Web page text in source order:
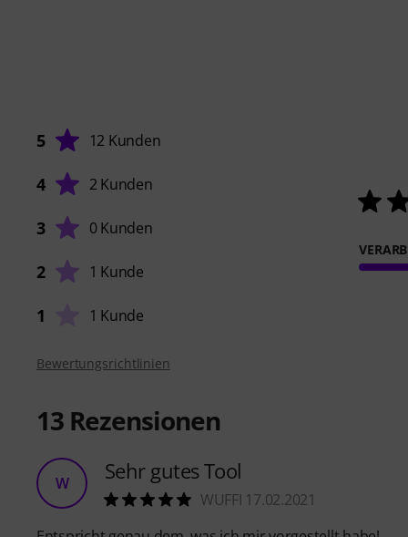
5 12 Kunden
4 2 Kunden
3 0 Kunden
2 1 Kunde
1 1 Kunde
Bewertungsrichtlinien
13 Rezensionen
W Sehr gutes Tool
WUFFI 17.02.2021